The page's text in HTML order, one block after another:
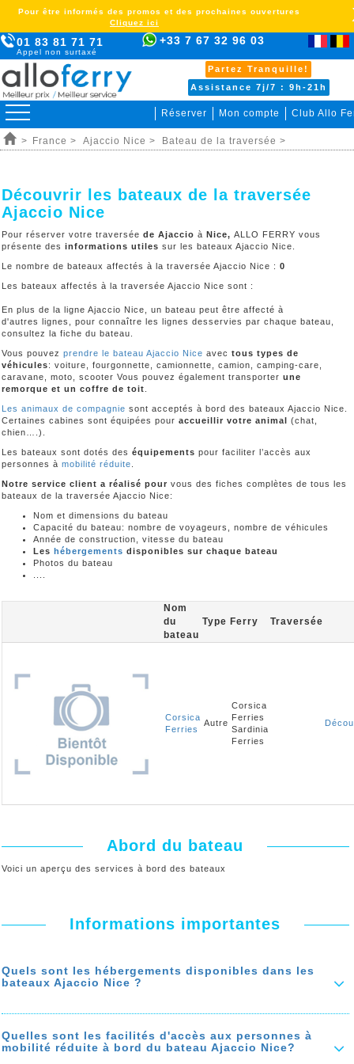
01 83 81 71 71
Appel non surtaxé
+33 7 67 32 96 03
Partez Tranquille!
Assistance 7j/7 : 9h-21h
Réserver Mon compte Club Allo
Pour être informés des promos et des prochaines ouvertures
Cliquez ici
> France > Ajaccio Nice > Bateau de la traversée >
Découvrir les bateaux de la traversée
Ajaccio Nice
Pour réserver votre traversée de Ajaccio à Nice, ALLO FERRY vous
présente des informations utiles sur les bateaux Ajaccio Nice.
Le nombre de bateaux affectés à la traversée Ajaccio Nice : 0
Les bateaux affectés à la traversée Ajaccio Nice sont :
En plus de la ligne Ajaccio Nice, un bateau peut être affecté à
d'autres lignes, pour connaître les lignes desservies par chaque bateau,
consultez la fiche du bateau.
Vous pouvez prendre le bateau Ajaccio Nice avec tous types de
véhicules: voiture, fourgonnette, camionnette, camion, camping-care,
caravane, moto, scooter Vous pouvez également transporter une
remorque et un coffre de toit
Les animaux de compagnie sont acceptés à bord des bateaux Ajaccio Nice.
Certaines cabines sont équipées pour accueillir votre animal (chat,
chien….).
Les bateaux sont dotés des équipements pour faciliter l’accès aux
personnes à mobilité réduite
Notre service client a réalisé pour vous des fiches complètes de tous les
bateaux de la traversée Ajaccio Nice:
Nom et dimensions du bateau
Capacité du bateau: nombre de voyageurs, nombre de véhicules
Année de construction, vitesse du bateau
Les hébergements disponibles sur chaque bateau
Photos du bateau
Nom
du
bateau
Type Ferry Traversée
Corsica
Ferries
Autre
Corsica
Ferries
Sardinia
Ferries
Abord du bateau
Voici un aperçu des services à bord des bateaux
Informations importantes
Quels sont les hébergements disponibles dans les
bateaux Ajaccio Nice ?
hébergements suivants: Les cabines privées (doubles, triples et
fauteuils, les sièges,
Quelles sont les facilités d'accès aux personnes à
mobilité réduite à bord du bateau Ajaccio Nice?